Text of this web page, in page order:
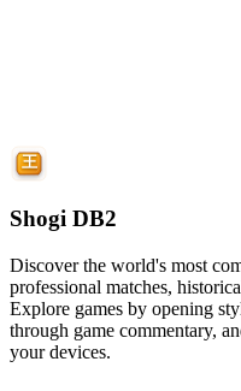
Shogi DB2
Discover the world's most
professional matches,
Explore games by opening
through game commentary,
your devices.